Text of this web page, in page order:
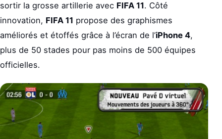
sortir la grosse artillerie avec FIFA 11. Côté
innovation, FIFA 11 propose des graphismes
améliorés et étoffés grâce à l’écran de l’iPhone 4,
plus de 50 stades pour pas moins de 500 équipes
officielles.